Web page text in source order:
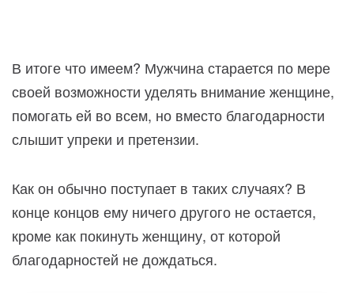
В итоге что имеем? Мужчина старается по мере
своей возможности уделять внимание женщине,
помогать ей во всем, но вместо благодарности
слышит упреки и претензии.
Как он обычно поступает в таких случаях? В
конце концов ему ничего другого не остается,
кроме как покинуть женщину, от которой
благодарностей не дождаться.